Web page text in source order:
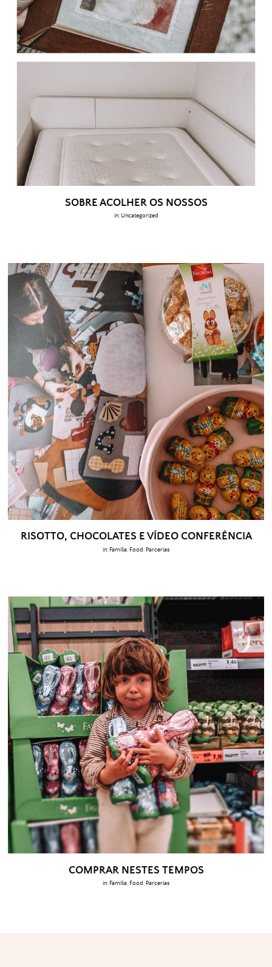
SOBRE ACOLHER OS NOSSOS
in: Uncategorized
RISOTTO, CHOCOLATES E VÍDEO CONFERÊNCIA
in: Família Food Parcerias
COMPRAR NESTES TEMPOS
in: Família Food Parcerias